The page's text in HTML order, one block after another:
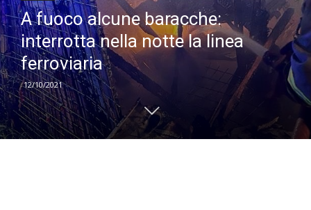
A fuoco alcune baracche:
interrotta nella notte la linea
ferroviaria
12/10/2021